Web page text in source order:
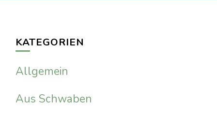
KATEGORIEN
Allgemein
Aus Schwaben